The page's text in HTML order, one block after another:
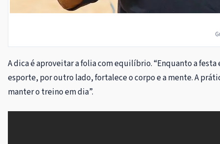
A dica é aproveitar a folia com equilíbrio. “Enquanto a
esporte, por outro lado, fortalece o corpo e a mente. A
manter o treino em dia”.